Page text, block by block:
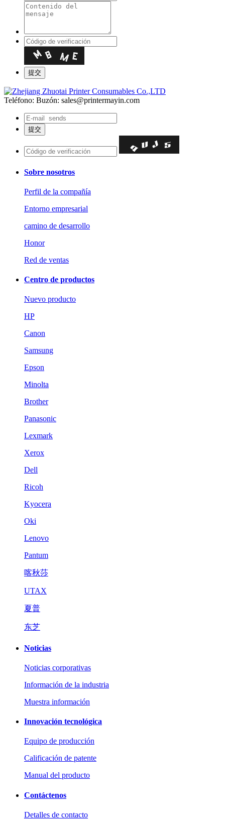
Teléfono: Buzón: sales@printermayin.com
Sobre nosotros
Perfil de la compañía
Entorno empresarial
camino de desarrollo
Honor
Red de ventas
Centro de productos
Nuevo producto
HP
Canon
Samsung
Epson
Minolta
Brother
Panasonic
Lexmark
Xerox
Dell
Ricoh
Kyocera
Oki
Lenovo
Pantum
喀秋莎
UTAX
夏普
东芝
Noticias
Noticias corporativas
Información de la industria
Muestra información
Innovación tecnológica
Equipo de producción
Calificación de patente
Manual del producto
Contáctenos
Detalles de contacto